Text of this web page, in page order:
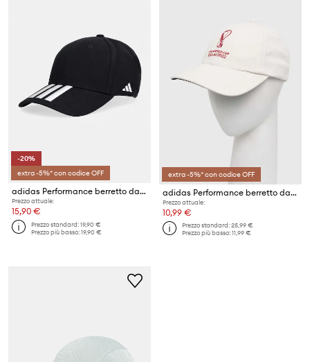
-20%
extra -5%* con codice OFF
adidas Performance berretto da baseball in cotone
Prezzo attuale:
15,90 €
Prezzo standard:19,90 €
Prezzo più basso:19,90 €
extra -5%* con codice OFF
adidas Performance berretto da baseball
Prezzo attuale:
10,99 €
Prezzo standard:25,99 €
Prezzo più basso:11,99 €